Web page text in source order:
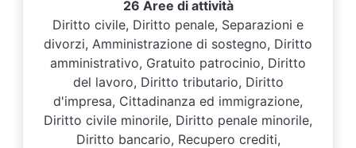
26 Aree di attività
Diritto civile, Diritto penale, Separazioni e
divorzi, Amministrazione di sostegno, Diritto
amministrativo, Gratuito patrocinio, Diritto
del lavoro, Diritto tributario, Diritto
d'impresa, Cittadinanza ed immigrazione,
Diritto civile minorile, Diritto penale minorile,
Diritto bancario, Recupero crediti,